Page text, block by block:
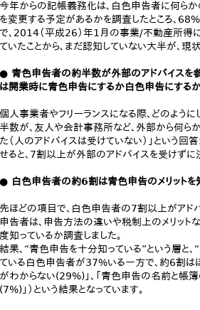
今年からの記帳義務化は、白色申告者に何ら
を変更する予定があるかを調査したところ、
で、2014（平成26）年1月の事業/不動産所得
ていたことから、まだ認知していない大半が、
● 青色申告者の約半数が外部のアドバイスを
は開業時に青色申告にするか白色申告にする
個人事業者やフリーランスになる際、どのよう
半数が、友人や会計事務所など、外部から何ら
た（人のアドバイスは受けていない）」という
せると、7割以上が外部のアドバイスを受けずに
● 白色申告者の約6割は青色申告のメリットを
先ほどの項目で、白色申告者の7割以上がアド
申告者は、申告方法の違いや税制上のメリット
度知っているか調査しました。
結果、“青色申告を十分知っている”という層と
ている白色申告者が37%いる一方で、約6割は
がわからない(29%)」、「青色申告の名前と帳
(7%)」）という結果となっています。